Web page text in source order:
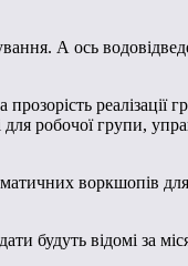
А ось
реалізації
робочої групи,
воркшопів
будуть відомі за